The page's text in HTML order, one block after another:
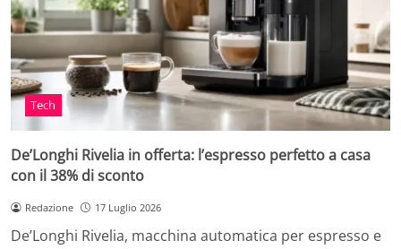
Tech
De’Longhi Rivelia in offerta: l’espresso perfetto a casa
con il 38% di sconto
Redazione 17 Luglio 2026
De’Longhi Rivelia, macchina automatica per espresso e